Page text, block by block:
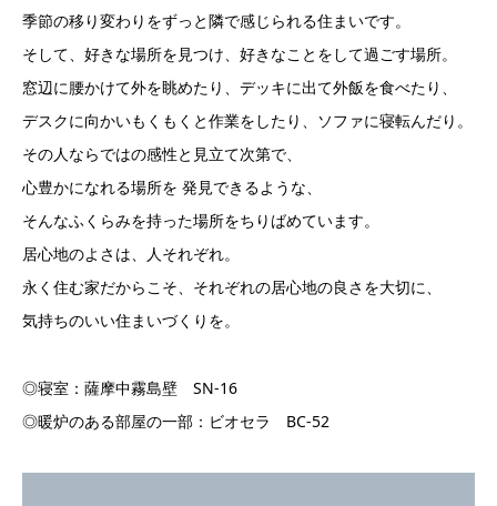
季節の移り変わりをずっと隣で感じられる住まいです。
そして、好きな場所を見つけ、好きなことをして過ごす場所。
窓辺に腰かけて外を眺めたり、デッキに出て外飯を食べたり、
デスクに向かいもくもくと作業をしたり、ソファに寝転んだり。
その人ならではの感性と見立て次第で、
心豊かになれる場所を 発見できるような、
そんなふくらみを持った場所をちりばめています。
居心地のよさは、人それぞれ。
永く住む家だからこそ、それぞれの居心地の良さを大切に、
気持ちのいい住まいづくりを。
◎寝室：薩摩中霧島壁 SN-16
◎暖炉のある部屋の一部：ビオセラ BC-52